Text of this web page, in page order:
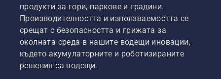
продукти за гори, паркове и градини.
Производителността и използваемостта се
срещат с безопасността и грижата за
околната среда в нашите водещи иновации,
където акумулаторните и роботизираните
решения са водещи.